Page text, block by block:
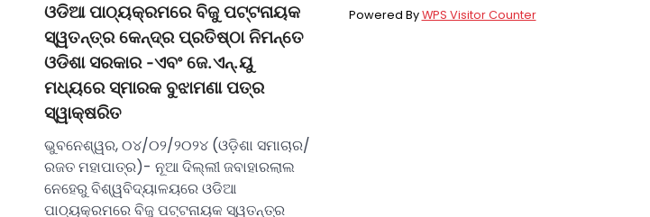
ଓଡିଆ ପାଠ୍ୟକ୍ରମରେ ବିଜୁ ପଟ୍ଟନାୟକ
ସ୍ୱତନ୍ତ୍ର କେନ୍ଦ୍ର ପ୍ରତିଷ୍ଠା ନିମନ୍ତେ
ଓଡିଶା ସରକାର -ଏବଂ ଜେ.ଏନ୍‌.ୟୁ
ମଧ୍ୟରେ ସ୍ମାରକ ବୁଝାମଣା ପତ୍ର
ସ୍ୱାକ୍ଷରିତ
ଭୁବନେଶ୍ୱର, ୦୪/୦୨/୨୦୨୪ (ଓଡ଼ିଶା ସମାଚାର/
ରଜତ ମହାପାତ୍ର)- ନୂଆ ଦିଲ୍ଲୀ ଜବାହାରଲାଲ
ନେହେରୁ ବିଶ୍ୱବିଦ୍ୟାଳୟରେ ଓଡିଆ
ପାଠ୍ୟକ୍ରମରେ ବିଜୁ ପଟ୍ଟନାୟକ ସ୍ୱତନ୍ତ୍ର
Powered ByWPS Visitor Counter